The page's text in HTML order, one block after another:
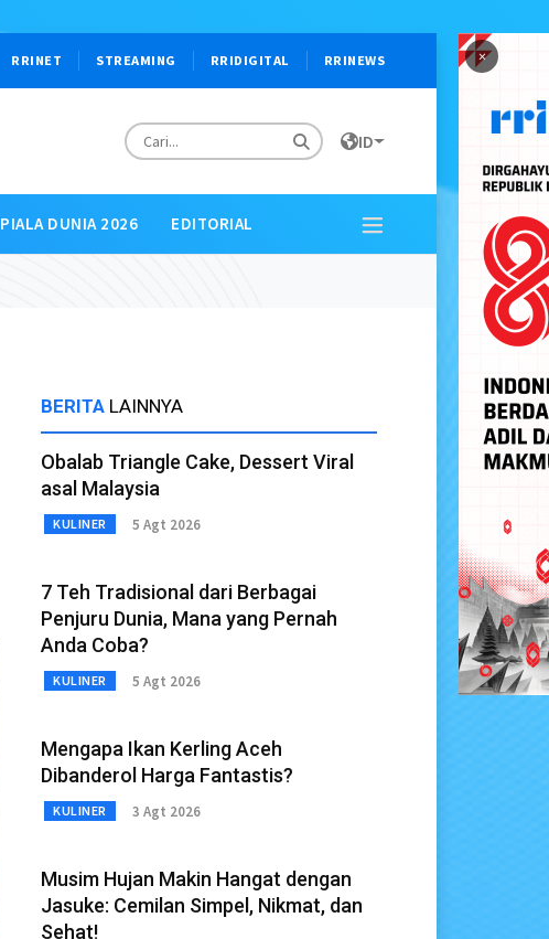
×
RRINET STREAMING RRIDIGITAL RRINEWS
ID
PIALA DUNIA 2026 EDITORIAL
BERITA LAINNYA
Obalab Triangle Cake, Dessert Viral
asal Malaysia
KULINER 5 Agt 2026
7 Teh Tradisional dari Berbagai
Penjuru Dunia, Mana yang Pernah
Anda Coba?
KULINER 5 Agt 2026
Mengapa Ikan Kerling Aceh
Dibanderol Harga Fantastis?
KULINER 3 Agt 2026
Musim Hujan Makin Hangat dengan
Jasuke: Cemilan Simpel, Nikmat, dan
Sehat!